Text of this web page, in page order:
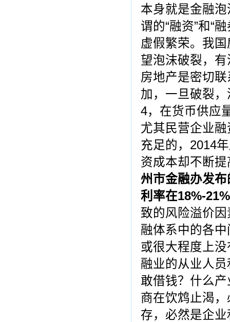
本身就是金融
谓的“融资”和“
虚假繁荣。我
望泡沫破裂，
房地产是密切
加，一旦破裂
4，在货币供应
尤其民营企业
充足的，2014
资成本却不断
州市金融办发
利率在18%-21%
致的风险溢价
融体系中的各
或很大程度上
融业的从业人
敢借钱？什么
商在饮鸩止渴
存，必然是企